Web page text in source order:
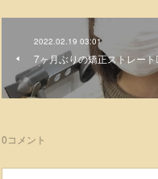
2022.02.19 03:01
7ヶ月ぶりの矯正ストレート
0コメント